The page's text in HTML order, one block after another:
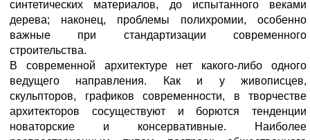
синтетических материалов, до испытанного веками
дерева; наконец, проблемы полихромии, особенно
важные при стандартизации современного
строительства.
В современной архитектуре нет какого-либо одного
ведущего направления. Как и у живописцев,
скульпторов, графиков современности, в творчестве
архитекторов сосуществуют и борются тенденции
новаторские и консервативные. Наиболее